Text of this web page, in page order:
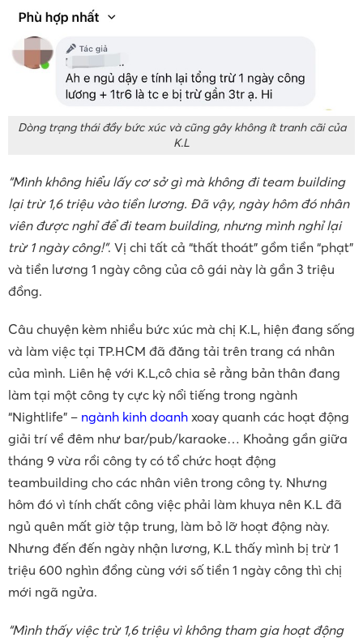
Dòng trạng thái đầy bức xúc và cũng gây không ít tranh cãi của
K.L
“Mình không hiểu lấy cơ sở gì mà không đi team building
lại trừ 1,6 triệu vào tiền lương. Đã vậy, ngày hôm đó nhân
viên được nghỉ để đi team building, nhưng mình nghỉ lại
trừ 1 ngày công!”. Vị chi tất cả “thất thoát” gồm tiền “phạt”
và tiền lương 1 ngày công của cô gái này là gần 3 triệu
đồng.
Câu chuyện kèm nhiều bức xúc mà chị K.L, hiện đang sống
và làm việc tại TP.HCM đã đăng tải trên trang cá nhân
của mình. Liên hệ với K.L,cô chia sẻ rằng bản thân đang
làm tại một công ty cực kỳ nổi tiếng trong ngành
“Nightlife” – ngành kinh doanh xoay quanh các hoạt động
giải trí về đêm như bar/pub/karaoke… Khoảng gần giữa
tháng 9 vừa rồi công ty có tổ chức hoạt động
teambuilding cho các nhân viên trong công ty. Nhưng
hôm đó vì tính chất công việc phải làm khuya nên K.L đã
ngủ quên mất giờ tập trung, làm bỏ lỡ hoạt động này.
Nhưng đến đến ngày nhận lương, K.L thấy mình bị trừ 1
triệu 600 nghìn đồng cùng với số tiền 1 ngày công thì chị
mới ngã ngửa.
“Mình thấy việc trừ 1,6 triệu vì không tham gia hoạt động